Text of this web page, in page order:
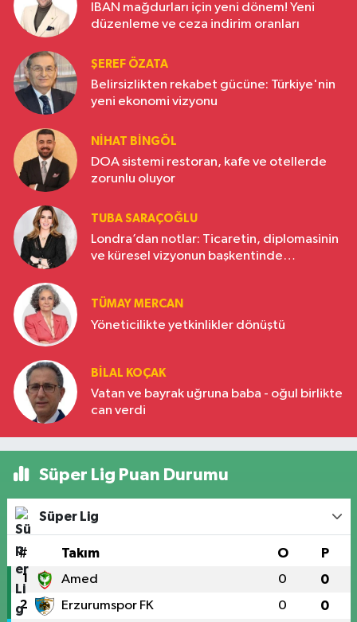
IBAN mağdurları için yeni dönem! Yeni
düzenleme ve ceza indirim oranları
ŞEREF ÖZATA
Belirsizlikten rekabet gücüne: Türkiye'nin
yeni ekonomi vizyonu
NIHAT BINGÖL
DOA sistemi restoran, kafe ve otellerde
zorunlu oluyor
TUBA SARAÇOĞLU
Londra’dan notlar: Ticaretin, diplomasinin
ve küresel vizyonun başkentinde
TÜMAY MERCAN
Yöneticilikte yetkinlikler dönüştü
BILAL KOÇAK
Vatan ve bayrak uğruna baba - oğul birlikte
can verdi
Süper Lig Puan Durumu
Süper Lig
# Takım O P
1 Amed 0 0
2 Erzurumspor FK 0 0